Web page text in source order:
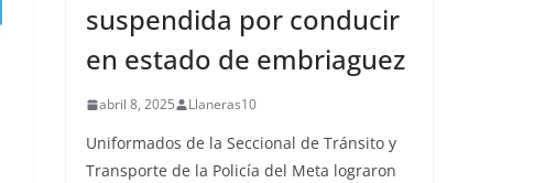
suspendida por conducir
en estado de embriaguez
abril 8, 2025 Llaneras10
Uniformados de la Seccional de Tránsito y
Transporte de la Policía del Meta lograron